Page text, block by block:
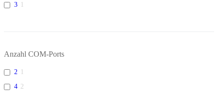
3 1
Anzahl COM-Ports
2 1
4 2